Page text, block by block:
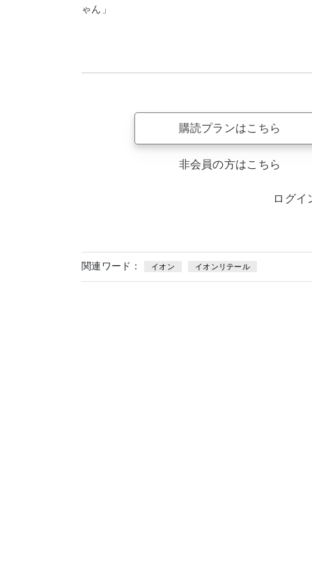
ゃん」
購読プランはこちら
非会員の方はこちら
ログイ
関連ワード： イオン イオンリテール